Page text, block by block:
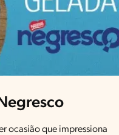
ocasião que impressiona